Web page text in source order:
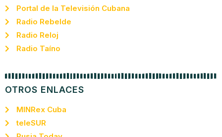
Portal de la Televisión Cubana
Radio Rebelde
Radio Reloj
Radio Taíno
OTROS ENLACES
MINRex Cuba
teleSUR